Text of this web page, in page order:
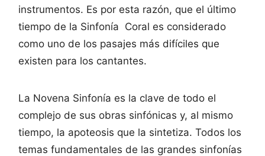
instrumentos. Es por esta razón, que el último
tiempo de la Sinfonía Coral es considerado
como uno de los pasajes más difíciles que
existen para los cantantes.
La Novena Sinfonía es la clave de todo el
complejo de sus obras sinfónicas y, al mismo
tiempo, la apoteosis que la sintetiza. Todos los
temas fundamentales de las grandes sinfonías